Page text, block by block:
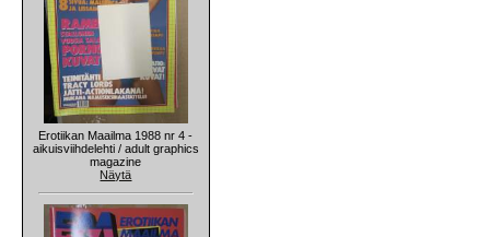
Erotiikan Maailma 1988 nr 4 -
aikuisviihdelehti / adult graphics
magazine
Näytä